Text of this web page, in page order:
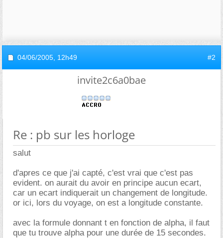
04/06/2005, 12h49 #2
invite2c6a0bae
Re : pb sur les horloge
salut
d'apres ce que j'ai capté, c'est vrai que c'est pas
evident. on aurait du avoir en principe aucun ecart,
car un ecart indiquerait un changement de longitude.
or ici, lors du voyage, on est a longitude constante.
avec la formule donnant t en fonction de alpha, il faut
que tu trouve alpha pour une durée de 15 secondes.